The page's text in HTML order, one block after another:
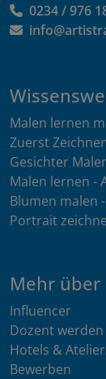
0234 / 976
Malen lernen
Zuerst
Gesichter
Malen lernen -
Blumen malen
Portrait
Mehr
Influencer
Dozent werden
Hotels &
Bewerben